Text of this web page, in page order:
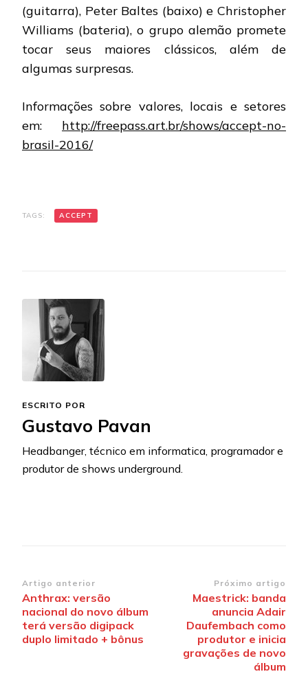
(guitarra), Peter Baltes (baixo) e Christopher
Williams (bateria), o grupo alemão promete
tocar seus maiores clássicos, além de
algumas surpresas.
Informações sobre valores, locais e setores
em: http://freepass.art.br/shows/accept-no-
brasil-2016/
TAGS: ACCEPT
ESCRITO POR
Gustavo Pavan
Headbanger, técnico em informatica, programador e
produtor de shows underground.
Navegação
de
post
Artigo anterior
Anthrax: versão
nacional do novo álbum
terá versão digipack
duplo limitado + bônus
Próximo artigo
Maestrick: banda
anuncia Adair
Daufembach como
produtor e inicia
gravações de novo
álbum